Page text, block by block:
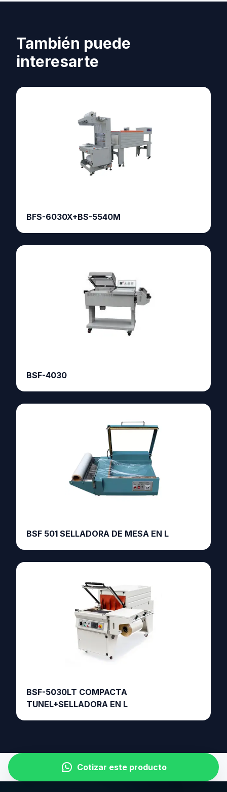
También puede
interesarte
BFS-6030X+BS-5540M
BSF-4030
BSF 501 SELLADORA DE MESA EN L
BSF-5030LT COMPACTA
TUNEL+SELLADORA EN L
Cotizar este producto